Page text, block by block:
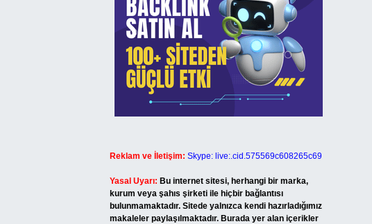
Reklam ve İletişim: Skype: live:.cid.575569c608265c69
Yasal Uyarı: Bu internet sitesi, herhangi bir marka,
kurum veya şahıs şirketi ile hiçbir bağlantısı
bulunmamaktadır. Sitede yalnızca kendi hazırladığımız
makaleler paylaşılmaktadır. Burada yer alan içerikler